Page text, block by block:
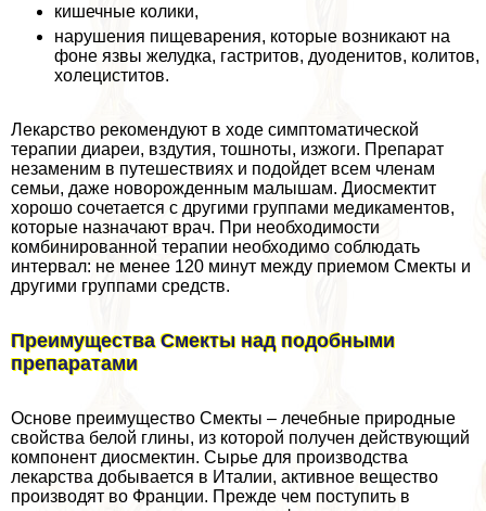
кишечные колики,
нарушения пищеварения, которые возникают на
фоне язвы желудка, гастритов, дуоденитов, колитов,
холециститов.
Лекарство рекомендуют в ходе симптоматической
терапии диареи, вздутия, тошноты, изжоги. Препарат
незаменим в путешествиях и подойдет всем члeнам
семьи, даже новорожденным малышам. Диосмектит
хорошо сочетается с другими группами медикаментов,
которые назначают врач. При необходимости
комбинированной терапии необходимо соблюдать
интервал: не менее 120 минут между приемом Смекты и
другими группами средств.
Преимущества Смекты над подобными
препаратами
Основе преимущество Смекты – лечебные природные
свойства белой глины, из которой получен действующий
компонент диосмектин. Сырье для производства
лекарства добывается в Италии, активное вещество
производят во Франции. Прежде чем поступить в